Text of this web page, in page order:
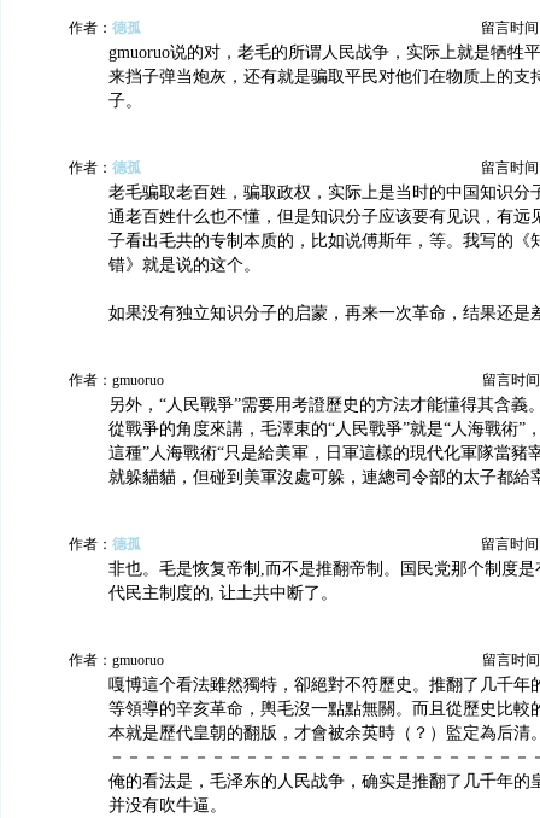
作者： 德孤 留言时间
gmuoruo说的对，老毛的所谓人民战争，实际上就是牺牲
来挡子弹当炮灰，还有就是骗取平民对他们在物质上的支
子。
作者： 德孤 留言时间
老毛骗取老百姓，骗取政权，实际上是当时的中国知识分
通老百姓什么也不懂，但是知识分子应该要有见识，有远
子看出毛共的专制本质的，比如说傅斯年，等。我写的《
错》就是说的这个。
如果没有独立知识分子的启蒙，再来一次革命，结果还是
作者：gmuoruo 留言时
另外，“人民戰爭”需要用考證歷史的方法才能懂得其含義
從戰爭的角度來講，毛澤東的“人民戰爭”就是“人海戰術”
這種”人海戰術“只是給美軍，日軍這樣的現代化軍隊當豬
就躲貓貓，但碰到美軍沒處可躲，連總司令部的太子都給
作者： 德孤 留言时间
非也。毛是恢复帝制,而不是推翻帝制。国民党那个制度
代民主制度的, 让土共中断了。
作者：gmuoruo 留言时
嘎博這个看法雖然獨特，卻絕對不符歷史。推翻了几千年
等領導的辛亥革命，輿毛沒一點點無關。而且從歷史比較
本就是歷代皇朝的翻版，才會被余英時（？）監定為后清
－－－－－－－－－－－－－－－－－－－－－－－－－
俺的看法是，毛泽东的人民战争，确实是推翻了几千年的
并没有吹牛逼。